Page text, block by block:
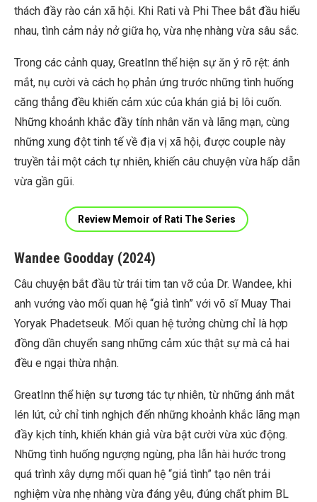
thách đầy rào cản xã hội. Khi Rati và Phi Thee bắt đầu hiểu
nhau, tình cảm nảy nở giữa họ, vừa nhẹ nhàng vừa sâu sắc.
Trong các cảnh quay, GreatInn thể hiện sự ăn ý rõ rệt: ánh
mắt, nụ cười và cách họ phản ứng trước những tình huống
căng thẳng đều khiến cảm xúc của khán giả bị lôi cuốn.
Những khoảnh khắc đầy tính nhân văn và lãng mạn, cùng
những xung đột tinh tế về địa vị xã hội, được couple này
truyền tải một cách tự nhiên, khiến câu chuyện vừa hấp dẫn
vừa gần gũi.
Review Memoir of Rati The Series
Wandee Goodday (2024)
Câu chuyện bắt đầu từ trái tim tan vỡ của Dr. Wandee, khi
anh vướng vào mối quan hệ “giả tình” với võ sĩ Muay Thai
Yoryak Phadetseuk. Mối quan hệ tưởng chừng chỉ là hợp
đồng dần chuyển sang những cảm xúc thật sự mà cả hai
đều e ngại thừa nhận.
GreatInn thể hiện sự tương tác tự nhiên, từ những ánh mắt
lén lút, cử chỉ tinh nghịch đến những khoảnh khắc lãng mạn
đầy kịch tính, khiến khán giả vừa bật cười vừa xúc động.
Những tình huống ngượng ngùng, pha lẫn hài hước trong
quá trình xây dựng mối quan hệ “giả tình” tạo nên trải
nghiệm vừa nhẹ nhàng vừa đáng yêu, đúng chất phim BL